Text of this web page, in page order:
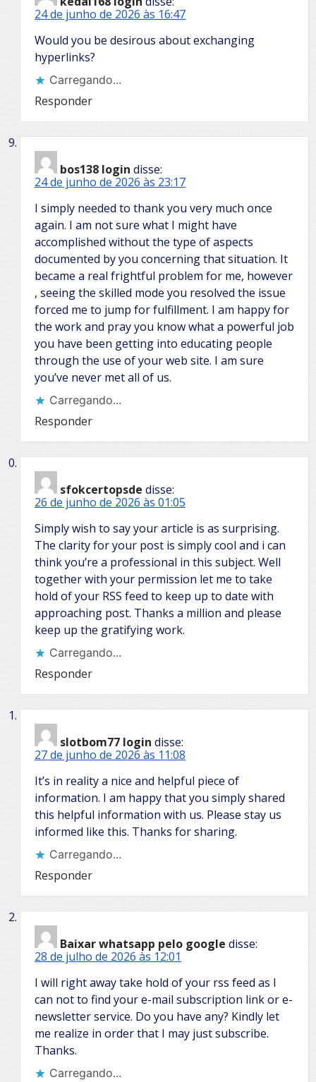
24 de junho de 2026 às 16:47
Would you be desirous about exchanging
hyperlinks?
Carregando...
Responder
bos138 login disse:
24 de junho de 2026 às 23:17
I simply needed to thank you very much once
again. I am not sure what I might have
accomplished without the type of aspects
documented by you concerning that situation. It
became a real frightful problem for me, however
, seeing the skilled mode you resolved the issue
forced me to jump for fulfillment. I am happy for
the work and pray you know what a powerful job
you have been getting into educating people
through the use of your web site. I am sure
you’ve never met all of us.
Carregando...
Responder
sfokcertopsde disse:
26 de junho de 2026 às 01:05
Simply wish to say your article is as surprising.
The clarity for your post is simply cool and i can
think you’re a professional in this subject. Well
together with your permission let me to take
hold of your RSS feed to keep up to date with
approaching post. Thanks a million and please
keep up the gratifying work.
Carregando...
Responder
slotbom77 login disse:
27 de junho de 2026 às 11:08
It’s in reality a nice and helpful piece of
information. I am happy that you simply shared
this helpful information with us. Please stay us
informed like this. Thanks for sharing.
Carregando...
Responder
Baixar whatsapp pelo google disse:
28 de julho de 2026 às 12:01
I will right away take hold of your rss feed as I
can not to find your e-mail subscription link or e-
newsletter service. Do you have any? Kindly let
me realize in order that I may just subscribe.
Thanks.
Carregando...